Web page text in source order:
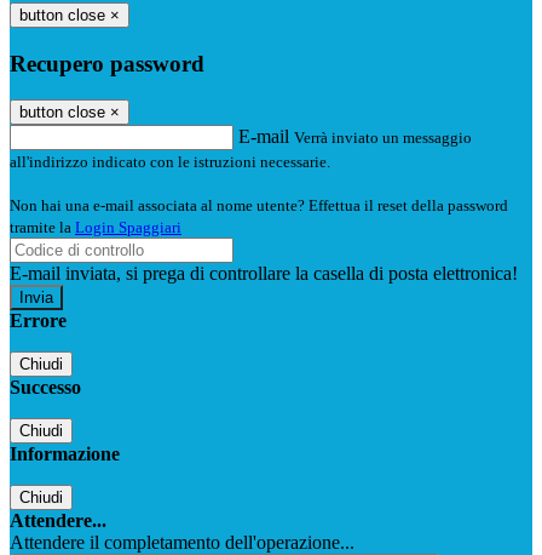
button close ×
Recupero password
button close ×
E-mail Verrà inviato un messaggio
all'indirizzo indicato con le istruzioni necessarie.
Non hai una e-mail associata al nome utente? Effettua il reset della password
tramite la Login Spaggiari
E-mail inviata, si prega di controllare la casella di posta elettronica!
Errore
Chiudi
Successo
Chiudi
Informazione
Chiudi
Attendere...
Attendere il completamento dell'operazione...